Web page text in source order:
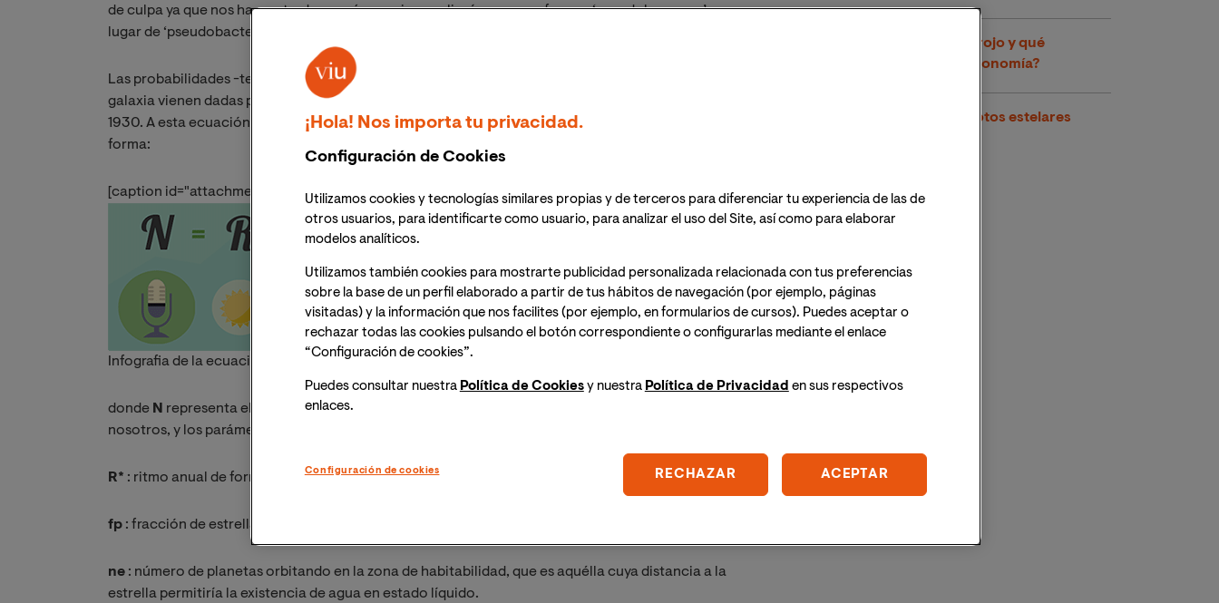
de culpa ya que nos ha mostrado en más ocasiones alienígenas con formas ‘pseudohumanas’ en
lugar de ‘pseudobacterianas’.
Las probabilidades -teóricas- de que existan en este momento civilizaciones inteligentes en nuestra
galaxia vienen dadas por la ecuación que ideó Frank Drake, astrónomo estadounidense nacido en
1930. A esta ecuación, en un alarde de originalidad, se le llamó ‘ecuación de Drake’, y tiene esta
forma:
[caption id="attachment_17538" align="alignnone" width="700"]
Infografia de la ecuación de Drake. Fuente: Fundación Chile hace Ciencia[/caption]
donde N representa el número de civilizaciones de nuestra galaxia que podrían comunicarse con
nosotros, y los parámetros de los que depende son estos:
R* : ritmo anual de formación de estrellas similares al Sol dentro de nuestra galaxia.
fp : fracción de estrellas que tienen planetas en su órbita.
ne : número de planetas orbitando en la zona de habitabilidad, que es aquélla cuya distancia a la
estrella permitiría la existencia de agua en estado líquido.
¿Qué es el corrimiento al rojo y qué
aplicaciones tiene en astronomía?
Astrosismología: Terremotos estelares
¡Hola! Nos importa tu privacidad.
Configuración de Cookies
Utilizamos cookies y tecnologías similares propias y de terceros para diferenciar tu experiencia de las de
otros usuarios, para identificarte como usuario, para analizar el uso del Site, así como para elaborar
modelos analíticos.
Utilizamos también cookies para mostrarte publicidad personalizada relacionada con tus preferencias
sobre la base de un perfil elaborado a partir de tus hábitos de navegación (por ejemplo, páginas
visitadas) y la información que nos facilites (por ejemplo, en formularios de cursos). Puedes aceptar o
rechazar todas las cookies pulsando el botón correspondiente o configurarlas mediante el enlace
“Configuración de cookies”.
Puedes consultar nuestra Política de Cookiesy nuestra Política de Privacidad en sus respectivos
enlaces.
Configuración de cookies RECHAZAR ACEPTAR